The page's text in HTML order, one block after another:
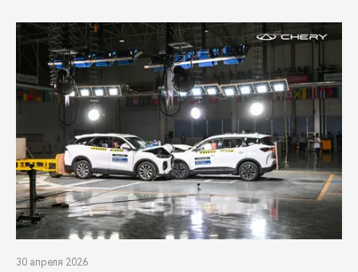
30 апреля 2026